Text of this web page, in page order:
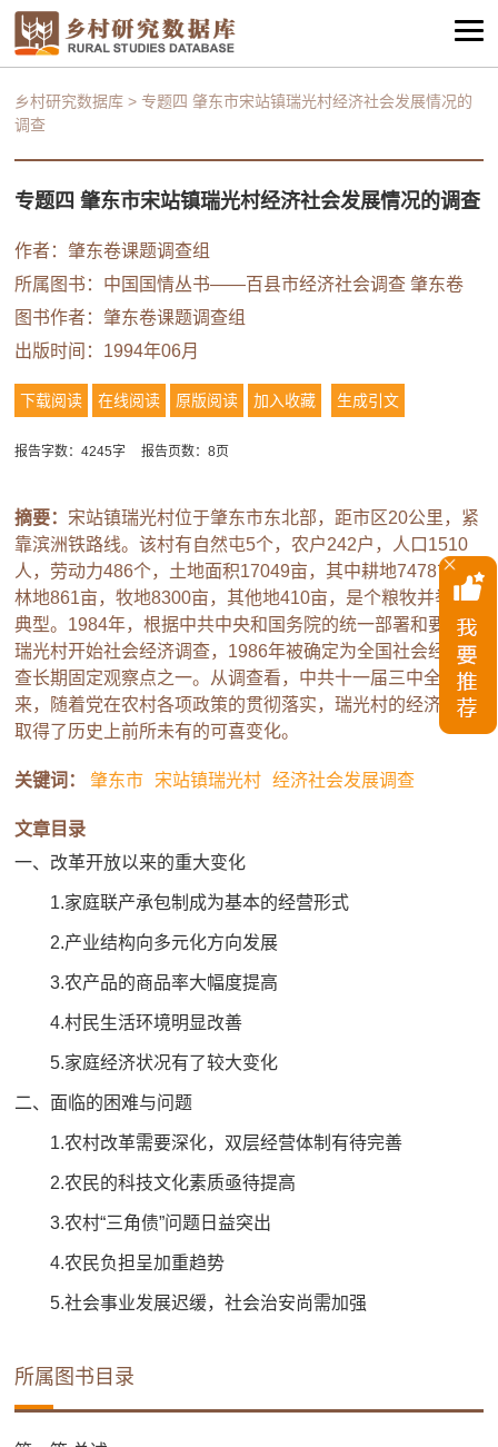
乡村研究数据库 >专题四 肇东市宋站镇瑞光村经济社会发展情况的
调查
专题四 肇东市宋站镇瑞光村经济社会发展情况的调查
作者：肇东卷课题调查组
所属图书： 中国国情丛书——百县市经济社会调查 肇东卷
图书作者：肇东卷课题调查组
出版时间：1994年06月
下载阅读 在线阅读 原版阅读 加入收藏 生成引文
报告字数：4245字 报告页数：8页
摘要： 宋站镇瑞光村位于肇东市东北部，距市区20公里，紧
靠滨洲铁路线。该村有自然屯5个，农户242户，人口1510
人，劳动力486个，土地面积17049亩，其中耕地7478亩，
林地861亩，牧地8300亩，其他地410亩，是个粮牧并举的
典型。1984年，根据中共中央和国务院的统一部署和要求，
瑞光村开始社会经济调查，1986年被确定为全国社会经济调
查长期固定观察点之一。从调查看，中共十一届三中全会以
来，随着党在农村各项政策的贯彻落实，瑞光村的经济建设
取得了历史上前所未有的可喜变化。
关键词： 肇东市 宋站镇瑞光村 经济社会发展调查
文章目录
一、改革开放以来的重大变化
1.家庭联产承包制成为基本的经营形式
2.产业结构向多元化方向发展
3.农产品的商品率大幅度提高
4.村民生活环境明显改善
5.家庭经济状况有了较大变化
二、面临的困难与问题
1.农村改革需要深化，双层经营体制有待完善
2.农民的科技文化素质亟待提高
3.农村“三角债”问题日益突出
4.农民负担呈加重趋势
5.社会事业发展迟缓，社会治安尚需加强
所属图书目录